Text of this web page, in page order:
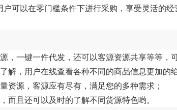
可以在零门槛条件下进行采购，享受灵活的
，一键一件代发，还可以客源资源共享等等，
解，用户在线查看各种不同的商品信息更加的
资源，客源应有尽有，满足您的多种需求；
而且还可以及时的了解不同货源特色哟。